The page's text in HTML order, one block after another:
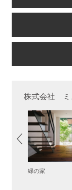
株式会社 ミ
緑の家